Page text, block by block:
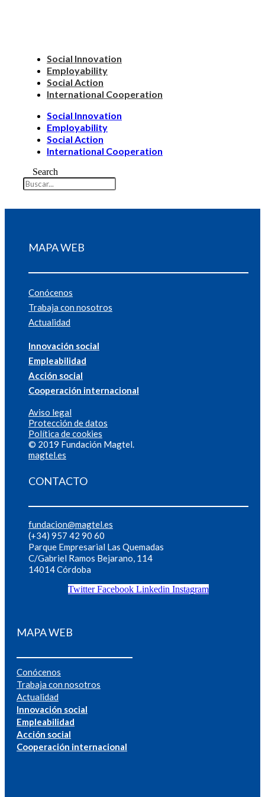
Social Innovation
Employability
Social Action
International Cooperation
Social Innovation
Employability
Social Action
International Cooperation
Search
MAPA WEB
Conócenos
Trabaja con nosotros
Actualidad
Innovación social
Empleabilidad
Acción social
Cooperación internacional
Aviso legal
Protección de datos
Política de cookies
© 2019 Fundación Magtel.
magtel.es
CONTACTO
fundacion@magtel.es
(+34) 957 42 90 60
Parque Empresarial Las Quemadas
C/Gabriel Ramos Bejarano, 114
14014 Córdoba
Twitter Facebook Linkedin Instagram
MAPA WEB
Conócenos
Trabaja con nosotros
Actualidad
Innovación social
Empleabilidad
Acción social
Cooperación internacional